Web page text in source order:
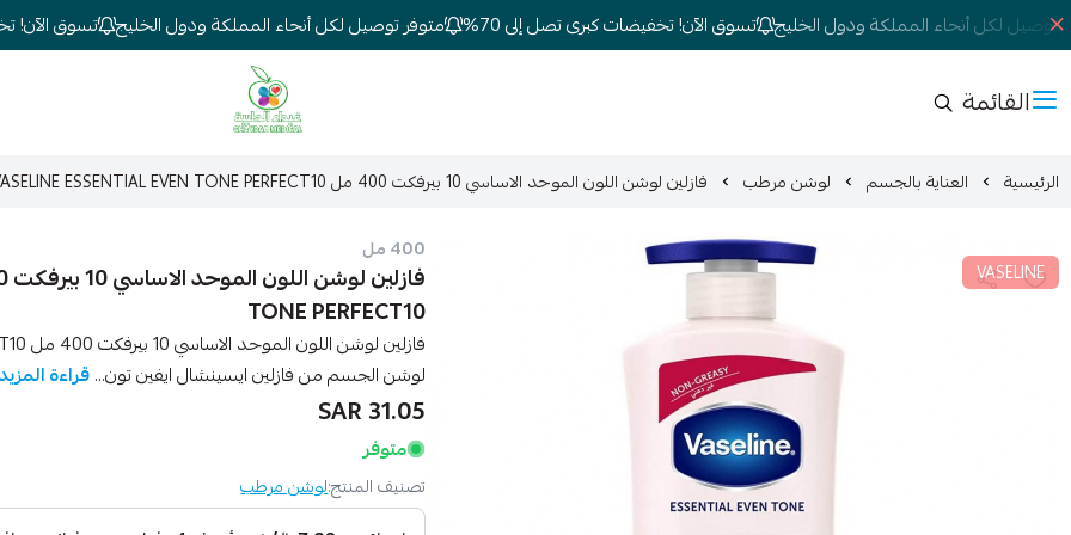
لكل أنحاء المملكة ودول الخليج تسوق الآن! تخفيضات كبرى تصل إلى 70% متوفر توصيل لكل أنحاء المملكة ودول الخليج تسوق الآن!
القائمة شركة غيداء المتطورة الطبية
الرئيسية العناية بالجسم لوشن مرطب فازلين لوشن اللون الموحد الاساسي 10 بيرفكت 400 مل VASELINE ESSENTIAL EVEN TONE PERFECT10
VASELINE
400 مل
TONE PERFECT10
لوشن الجسم من فازلين ايسينشال ايفين تون...قراءة
31.05 SAR
متوفر
تصنيف المنتج:لوشن مرطب